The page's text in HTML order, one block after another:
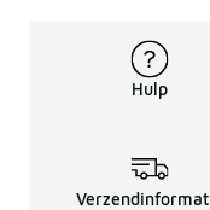
Baby's
Hulp